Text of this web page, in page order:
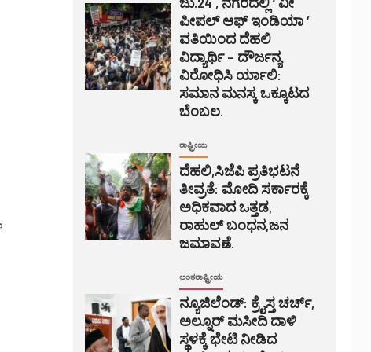
ಪೀಪಲ್ ಆಫ್ ಇಂಡಿಯಾ ‘
ವತಿಯಿಂದ ದೆಹಲಿ
ವಿದ್ಯಾರ್ಥಿ – ದೌರ್ಜನ್ಯ
ವಿರೋಧಿಸಿ ರ್ಯಾಲಿ:
ಸಮಾನ ಮನಸ್ಕ ಒಕ್ಕೂಟದ
ಬೆಂಬಲ.
ರಾಷ್ಟ್ರೀಯ
ದೆಹಲಿ,ಸಿಜೆಪಿ ಪ್ರತಿಭಟನೆ
ತೀವ್ರತೆ: ಮೋದಿ ಸರ್ಕಾರಕ್ಕೆ
ಅಧಿಕವಾದ ಒತ್ತಡ,
ರಾಹುಲ್ ಬಂಧನ,ಜನ
ಜಮಾವಣೆ.
ಅಂತರಾಷ್ಟ್ರೀಯ
ನ್ಯೂಜಿಲೆಂಡ್: ಕ್ರೈಸ್ತ ಚರ್ಚ್,
ಅಲ್ನೂರ್ ಮಸೀದಿ ದಾಳಿ
ಸ್ಥಳಕ್ಕೆ ಭೇಟಿ ನೀಡಿದ